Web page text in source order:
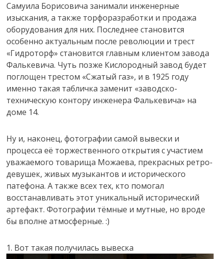
Самуила Борисовича занимали инженерные
изыскания, а также торфоразработки и продажа
оборудования для них. Последнее становится
особенно актуальным после революции и трест
«Гидроторф» становится главным клиентом завода
Фалькевича. Чуть позже Кислородный завод будет
поглощен трестом «Сжатый газ», и в 1925 году
именно такая табличка заменит «заводско-
техническую контору инженера Фалькевича» на
доме 14.
Ну и, наконец, фотографии самой вывески и
процесса её торжественного открытия с участием
уважаемого товарища Можаева, прекрасных ретро-
девушек, живых музыкантов и исторического
патефона. А также всех тех, кто помогал
восстанавливать этот уникальный исторический
артефакт. Фотографии тёмные и мутные, но вроде
бы вполне атмосферные. :)
1. Вот такая получилась вывеска